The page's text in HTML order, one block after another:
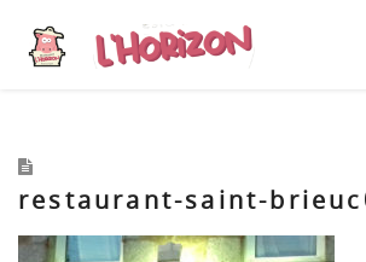
restaurant-saint-